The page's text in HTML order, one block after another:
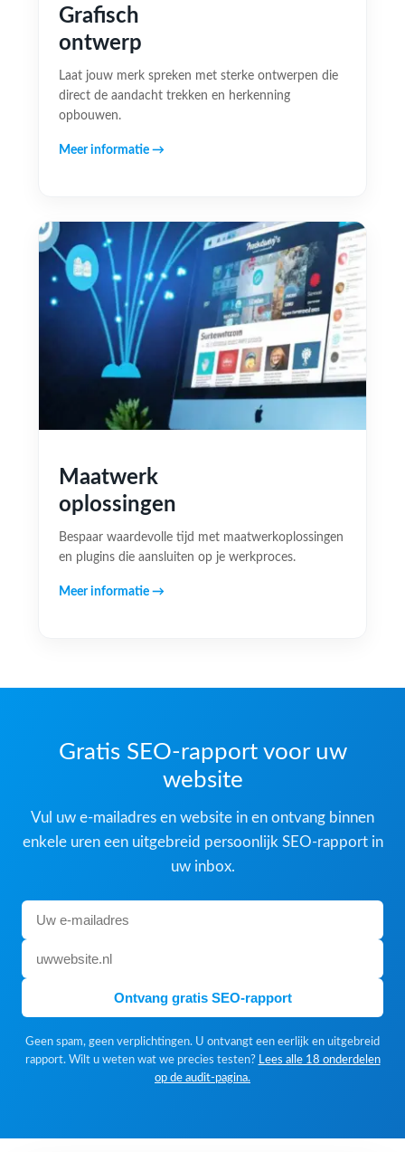
Grafisch
ontwerp
Laat jouw merk spreken met sterke ontwerpen die
direct de aandacht trekken en herkenning
opbouwen.
Meer informatie →
Maatwerk
oplossingen
Bespaar waardevolle tijd met maatwerkoplossingen
en plugins die aansluiten op je werkproces.
Meer informatie →
Gratis SEO-rapport voor uw
website
Vul uw e-mailadres en website in en ontvang binnen
enkele uren een uitgebreid persoonlijk SEO-rapport in
uw inbox.
Ontvang gratis SEO-rapport
Geen spam, geen verplichtingen. U ontvangt een eerlijk en uitgebreid
rapport. Wilt u weten wat we precies testen? Lees alle 18 onderdelen
op de audit-pagina.